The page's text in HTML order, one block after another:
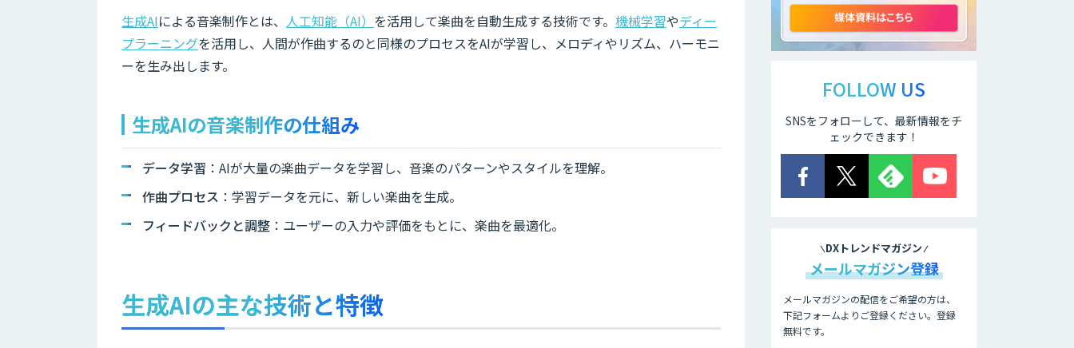
生成AIによる音楽制作とは、 人工知能（AI） を活用して楽曲を自動生成する技術です。 機械学習やディー
プラーニングを活用し、人間が作曲するのと同様のプロセスをAIが学習し、メロディやリズム、ハーモニ
ーを生み出します。
生成AIの音楽制作の仕組み
データ学習 ：AIが大量の楽曲データを学習し、音楽のパターンやスタイルを理解。
作曲プロセス ：学習データを元に、新しい楽曲を生成。
フィードバックと調整 ：ユーザーの入力や評価をもとに、楽曲を最適化。
生成AIの主な技術と特徴
ELYZA Works
JAPAN AI
KNOWLEDGE
医療文書作成を効
率化する生成
オーダーメイドAI
人材育成研修
FOLLOW US
SNSをフォローして、最新情報をチ
ェックできます！
DXトレンドマガジン
メールマガジン登録
メールマガジンの配信をご希望の方は、
下記フォームよりご登録ください。登録
無料です。